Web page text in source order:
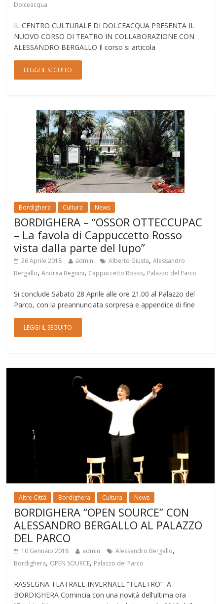
Dolceacqua
IL CENTRO CULTURALE DI DOLCEACQUA PRESENTA IL
NUOVO CORSO DI TEATRO IN COLLABORAZIONE CON
ALESSANDRO BERGALLO Il corso si articola
LEGGI IL SEGUITO
Bordighera Cultura News
BORDIGHERA – “OSSOR OTTECCUPAC
– La favola di Cappuccetto Rosso
vista dalla parte del lupo”
26 Aprile 2018 admin Alberto Giusta,Alessandro
Bergallo,Andrea Begnini, Cappuccetto Rosso, Palazzo del Parco
Si conclude Sabato 28 Aprile alle ore 21.00 al Palazzo del
Parco, con la preannunciata sorpresa e appendice di fine
LEGGI IL SEGUITO
Altre Città Bordighera Cultura News
BORDIGHERA “OPEN SOURCE” CON
ALESSANDRO BERGALLO AL PALAZZO
DEL PARCO
10 Gennaio 2018 admin Alessandro Bergallo,
Bordighera, OPEN SOURCE, Palazzo del Parco
RASSEGNA TEATRALE INVERNALE “TEALTRO” A
BORDIGHERA Comincia con una novità dell’ultima ora